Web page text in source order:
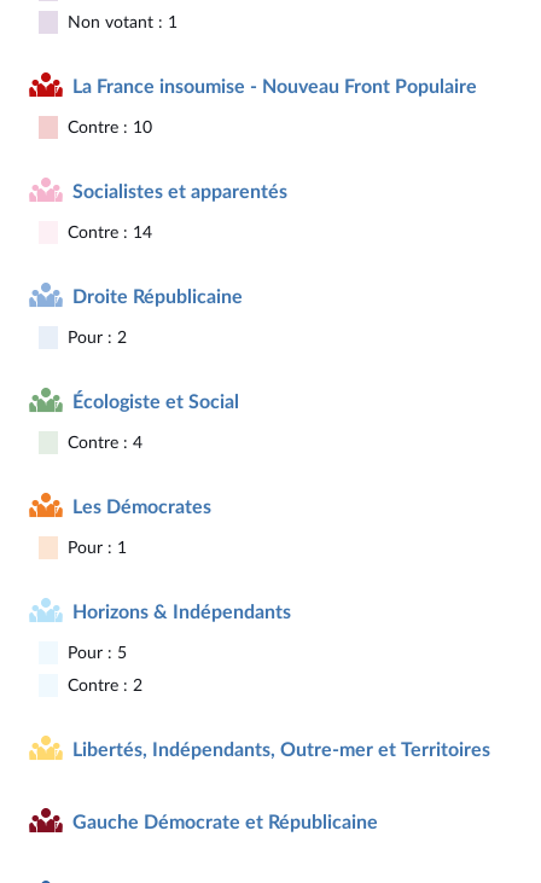
Non votant : 1
La France insoumise - Nouveau Front Populaire
Contre : 10
Socialistes et apparentés
Contre : 14
Droite Républicaine
Pour : 2
Écologiste et Social
Contre : 4
Les Démocrates
Pour : 1
Horizons & Indépendants
Pour : 5
Contre : 2
Libertés, Indépendants, Outre-mer et Territoires
Gauche Démocrate et Républicaine